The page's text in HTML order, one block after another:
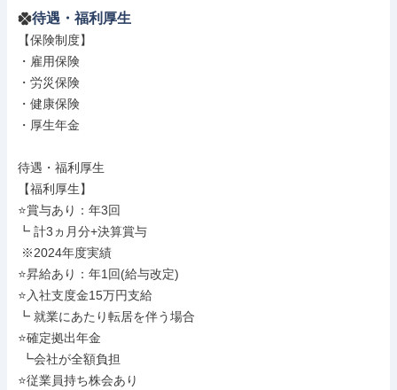
待遇・福利厚生
【保険制度】
・雇用保険
・労災保険
・健康保険
・厚生年金
待遇・福利厚生
【福利厚生】
⭐賞与あり：年3回
┗ 計3ヵ月分+決算賞与
⭐昇給あり：年1回(給与改定)
⭐入社支度金15万円支給
┗ 就業にあたり転居を伴う場合
⭐確定拠出年金
⭐従業員持ち株会あり